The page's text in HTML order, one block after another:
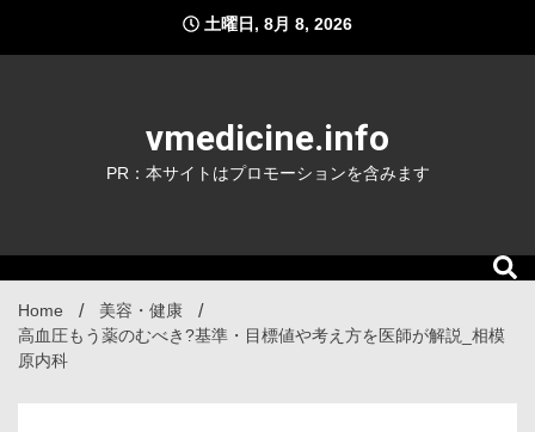
content
土曜日, 8月 8, 2026
vmedicine.info
PR：本サイトはプロモーションを含みます
Home
美容・健康
高血圧もう薬のむべき?基準・目標値や考え方を医師が解説_相模
原内科